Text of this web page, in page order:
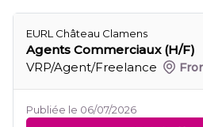
EURL Château Clamens
Agents Commerciaux (H/F)
VRP/Agent/Freelance
Publiée le 06/07/2026